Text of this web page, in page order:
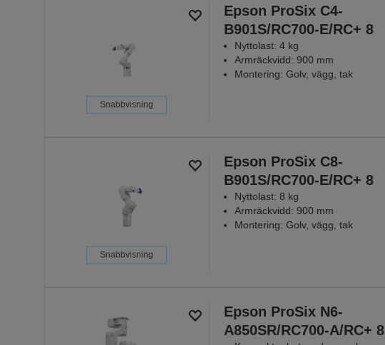
Snabbvisning
Epson ProSix C4-
B901S/RC700-E/RC+ 8
Nyttolast: 4 kg
Armräckvidd: 900 mm
Montering: Golv, vägg, tak
Snabbvisning
Epson ProSix C8-
B901S/RC700-E/RC+ 8
Nyttolast: 8 kg
Armräckvidd: 900 mm
Montering: Golv, vägg, tak
Epson ProSix N6-
A850SR/RC700-A/RC+ 8